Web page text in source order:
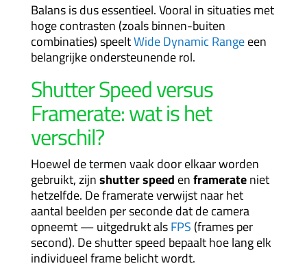
Balans is dus essentieel. Vooral in situaties met
hoge contrasten (zoals binnen-buiten
combinaties) speeltWide Dynamic Rangeeen
belangrijke ondersteunende rol.
Shutter Speed versus
Framerate: wat is het
verschil?
Hoewel de termen vaak door elkaar worden
gebruikt, zijnshutter speed enframerateniet
hetzelfde. De framerate verwijst naar het
aantal beelden per seconde dat de camera
opneemt — uitgedrukt alsFPS (frames per
second). De shutter speed bepaalt hoe lang elk
individueel frame belicht wordt.